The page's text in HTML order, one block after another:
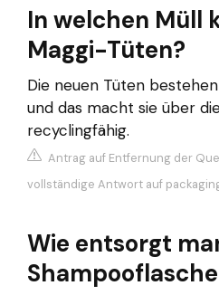
In welchen Müll
Maggi-Tüten?
Die neuen Tüten
und das macht sie über
recyclingfähig.
Antrag auf Entfernung der
vollständige Antwort auf
Wie entsorgt